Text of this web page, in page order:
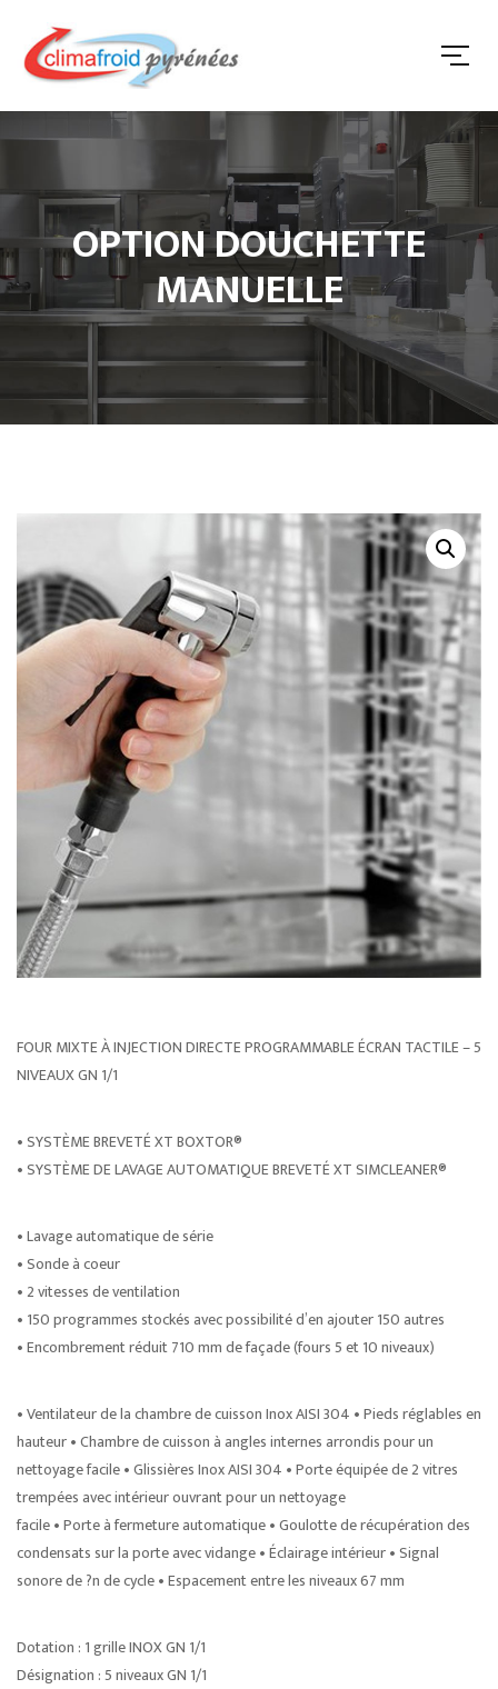
OPTION DOUCHETTE
MANUELLE
FOUR MIXTE À INJECTION DIRECTE PROGRAMMABLE ÉCRAN TACTILE – 5
NIVEAUX GN 1/1
• SYSTÈME BREVETÉ XT BOXTOR®
• SYSTÈME DE LAVAGE AUTOMATIQUE BREVETÉ XT SIMCLEANER®
• Lavage automatique de série
• Sonde à coeur
• 2 vitesses de ventilation
• 150 programmes stockés avec possibilité d’en ajouter 150 autres
• Encombrement réduit 710 mm de façade (fours 5 et 10 niveaux)
• Ventilateur de la chambre de cuisson Inox AISI 304 • Pieds réglables en
hauteur • Chambre de cuisson à angles internes arrondis pour un
nettoyage facile • Glissières Inox AISI 304 • Porte équipée de 2 vitres
trempées avec intérieur ouvrant pour un nettoyage
facile • Porte à fermeture automatique • Goulotte de récupération des
condensats sur la porte avec vidange • Éclairage intérieur • Signal
sonore de ?n de cycle • Espacement entre les niveaux 67 mm
Dotation : 1 grille INOX GN 1/1
Désignation : 5 niveaux GN 1/1